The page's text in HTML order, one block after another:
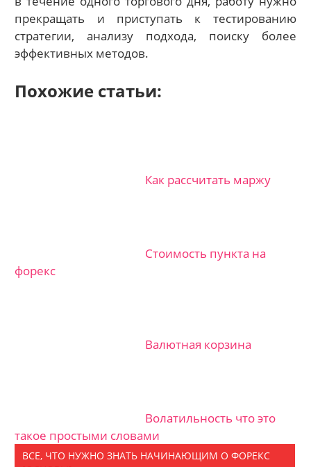
прекращать и приступать к тестированию
стратегии, анализу подхода, поиску более
эффективных методов.
Похожие статьи:
Как рассчитать маржу
Стоимость пункта на
форекс
Валютная корзина
Волатильность что это
такое простыми словами
ВСЕ, ЧТО НУЖНО ЗНАТЬ НАЧИНАЮЩИМ О ФОРЕКС